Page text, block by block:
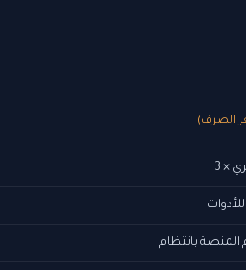
× 3
بانتظام